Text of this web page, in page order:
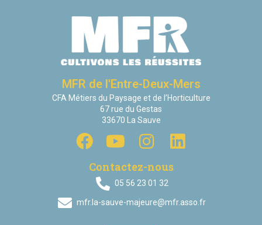
MFR de l'Entre-Deux-Mers
CFA Métiers du Paysage et de l’Horticulture
67 rue du Gestas
33670 La Sauve
Contactez-nous
05 56 23 01 32
mfr.la-sauve-majeure@mfr.asso.fr